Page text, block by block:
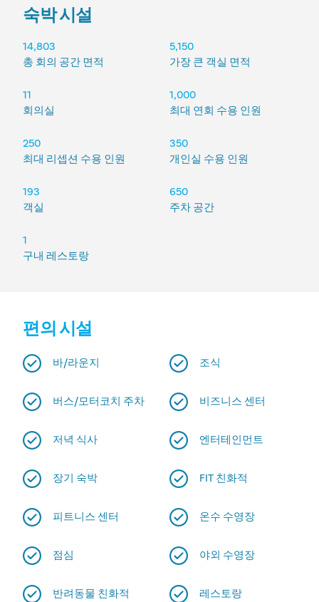
숙박 시설
숙박 시설
총 회의 공간 면적
14,803
가장 큰 객실 면적
5,150
회의실
11
최대 연회 수용 인원
1,000
최대 리셉션 수용 인원
250
개인실 수용 인원
350
객실
193
주차 공간
650
구내 레스토랑
1
편의 시설
바/라운지 조식
버스/모터코치 주차 비즈니스 센터
저녁 식사 엔터테인먼트
장기 숙박 FIT 친화적
피트니스 센터 온수 수영장
점심 야외 수영장
반려동물 친화적 레스토랑